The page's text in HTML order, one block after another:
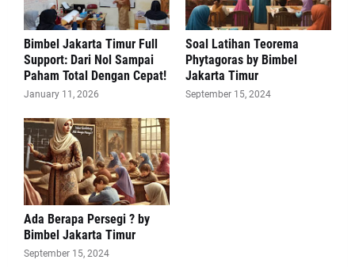
Bimbel Jakarta Timur Full
Support: Dari Nol Sampai
Paham Total Dengan Cepat!
January 11, 2026
Soal Latihan Teorema
Phytagoras by Bimbel
Jakarta Timur
September 15, 2024
Ada Berapa Persegi ? by
Bimbel Jakarta Timur
September 15, 2024